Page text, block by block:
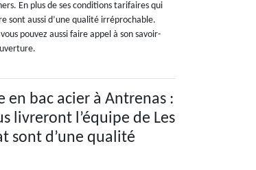
En plus de ses conditions tarifaires qui
sont aussi d’une qualité irréprochable.
pouvez aussi faire appel à son savoir-
bac acier à Antrenas :
livreront l’équipe de Les
sont d’une qualité